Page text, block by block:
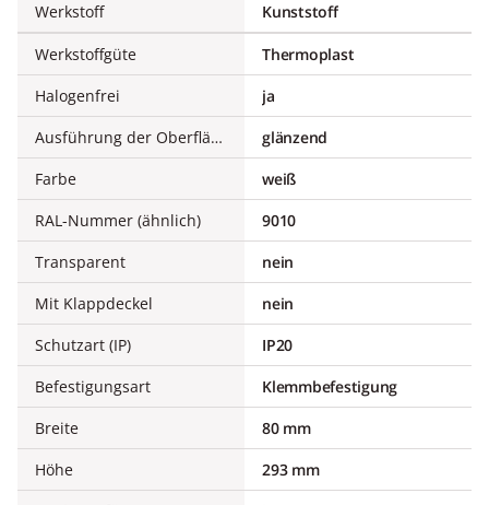
Werkstoff
Kunststoff
Werkstoffgüte
Thermoplast
Halogenfrei
ja
Ausführung der Oberfläche
glänzend
Farbe
weiß
RAL-Nummer (ähnlich)
9010
Transparent
nein
Mit Klappdeckel
nein
Schutzart (IP)
IP20
Befestigungsart
Klemmbefestigung
Breite
80 mm
Höhe
293 mm